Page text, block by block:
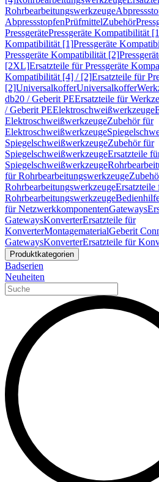
Rohrbearbeitungswerkzeuge
AbpressstopfenPrüfmittelZubehör
PressgerätePressgeräte Kompatibilität
Kompatibilität [1]Pressgeräte
Pressgeräte Kompatibilität [2]
[2XL]Ersatzteile für Pressgeräte
Kompatibilität [4] / [2]Ersatzteile für
[2]UniversalkofferUniversalkoffer
db20 / Geberit PEErsatzteile für
/ Geberit PEElektroschweißwerkzeuge
ElektroschweißwerkzeugeZubehör für
Elektroschweißwerkzeuge
SpiegelschweißwerkzeugeZubehör für
SpiegelschweißwerkzeugeErsatzteile
Spiegelschweißwerkzeuge
für Rohrbearbeitungswerkzeuge
Rohrbearbeitungswerkzeuge
Rohrbearbeitungswerkzeuge
für NetzwerkkomponentenGateways
GatewaysKonverterErsatzteile für
KonverterMontagematerialGeberit
GatewaysKonverterErsatzteile für
Produktkategorien
Badserien
Neuheiten